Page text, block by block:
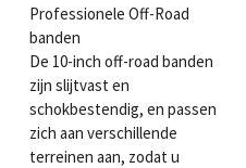
Professionele Off-Road
banden
De 10-inch off-road banden
zijn slijtvast en
schokbestendig, en passen
zich aan verschillende
terreinen aan, zodat u